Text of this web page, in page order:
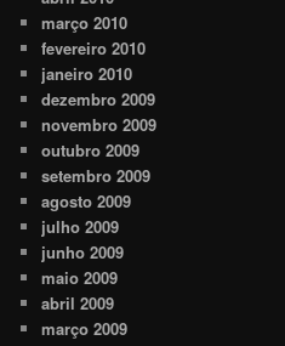
março 2010
fevereiro 2010
janeiro 2010
dezembro 2009
novembro 2009
outubro 2009
setembro 2009
agosto 2009
julho 2009
junho 2009
maio 2009
abril 2009
março 2009